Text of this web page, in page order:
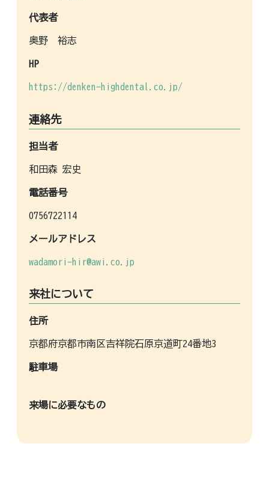
代表者
奥野 裕志
HP
https://denken-highdental.co.jp/
連絡先
担当者
和田森 宏史
電話番号
0756722114
メールアドレス
wadamori-hir@awi.co.jp
来社について
住所
京都府京都市南区吉祥院石原京道町24番地3
駐車場
来場に必要なもの